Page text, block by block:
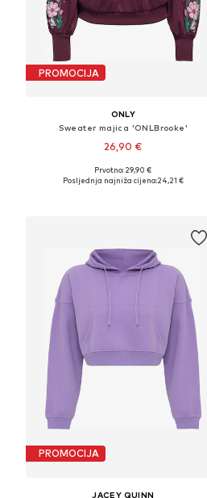
PROMOCIJA
ONLY
Sweater majica 'ONLBrooke'
26,90 €
+36
Dostupno u više veličina
Prvotno: 29,90 €
Posljednja najniža cijena:24,21 €
PROMOCIJA
JACEY QUINN